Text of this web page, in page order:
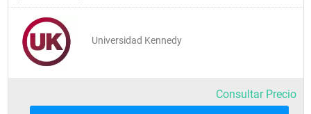
Universidad Kennedy
Consultar Precio